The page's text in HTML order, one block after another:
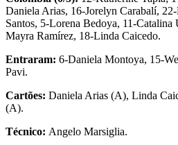
Daniela Arias, 16-Jorelyn Carabalí,
Santos, 5-Lorena Bedoya, 11-
Mayra Ramírez, 18-Linda Caicedo.
Entraram: 6-Daniela Montoya, 15-
Pavi.
Cartões: Daniela Arias (A), Linda
(A).
Técnico: Angelo Marsiglia.